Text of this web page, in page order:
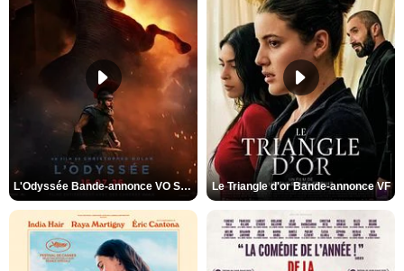
L'Odyssée Bande-annonce VO STFR Le Triangle d'or Bande-annonce VF